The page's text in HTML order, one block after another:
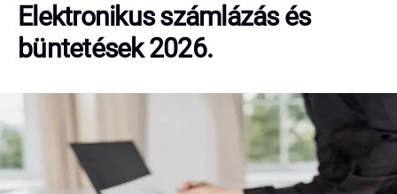
Elektronikus számlázás és
büntetések 2026.